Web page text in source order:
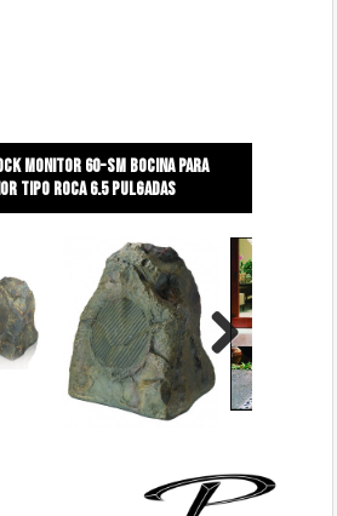
monitor 60-Sm bocina para
tipo roca 6.5 pulgadas
Next